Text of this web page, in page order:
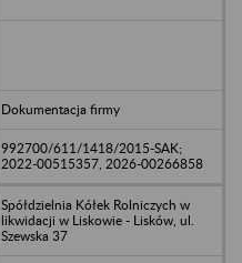
Dokumentacja firmy
992700/611/1418/2015-SAK;
2022-00515357, 2026-00266858
Spółdzielnia Kółek Rolniczych w
likwidacji w Liskowie - Lisków, ul.
Szewska 37